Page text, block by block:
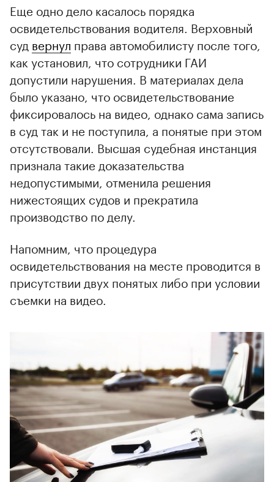
Еще одно дело касалось порядка
освидетельствования водителя. Верховный
суд вернул права автомобилисту после того,
как установил, что сотрудники ГАИ
допустили нарушения. В материалах дела
было указано, что освидетельствование
фиксировалось на видео, однако сама запись
в суд так и не поступила, а понятые при этом
отсутствовали. Высшая судебная инстанция
признала такие доказательства
недопустимыми, отменила решения
нижестоящих судов и прекратила
производство по делу.
Напомним, что процедура
освидетельствования на месте проводится в
присутствии двух понятых либо при условии
съемки на видео.